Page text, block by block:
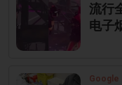
流行
电子
Google